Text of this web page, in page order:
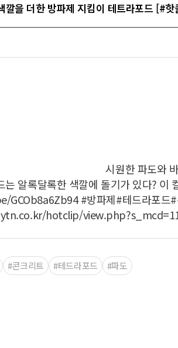
깔을 더한 방파제 지킴이 테트라포드 [#핫
시원한 파도와
는 알록달록한 색깔에 돌기가 있다?
#방파제#테드라포드#
hotclip/
#콘크리트 #테드라포드 #파도